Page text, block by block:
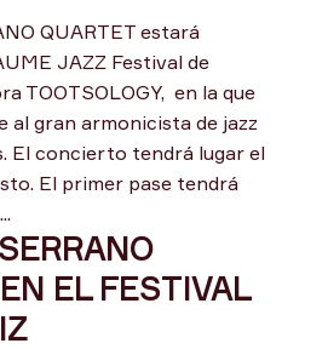
QUARTET estará
JAZZ Festival de
TOOTSOLOGY, en la que
al gran armonicista de jazz
El concierto tendrá lugar el
El primer pase tendrá
EL FESTIVAL